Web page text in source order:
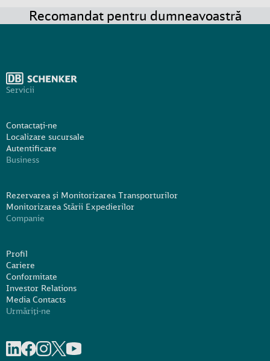
Recomandat pentru dumneavoastră
Servicii
Contactați-ne
Localizare sucursale
Autentificare
Business
Rezervarea și Monitorizarea Transporturilor
Monitorizarea Stării Expedierilor
Companie
Profil
Cariere
Conformitate
Investor Relations
Media Contacts
Urmăriți-ne